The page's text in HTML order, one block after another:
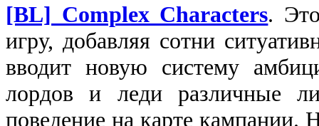
[BL] Complex Characters.
игру, добавляя сотни
вводит новую систему
лордов и леди различные
поведение на карте кампании.